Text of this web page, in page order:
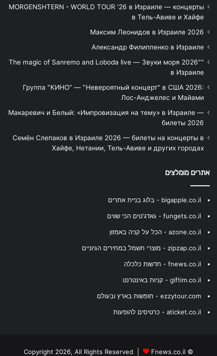
MORGENSHTERN - WORLD TOUR '26 в Израиле — концерты
в Тель-Авиве и Хайфе
Максим Леонидов в Израиле 2026
Александр Филиппенко в Израиле
"The magic of Sanremo and Loboda live — Звуки моря 2026"
в Израиле
Группа "КИНО" — "Невероятный концерт" в США 2026:
Лос-Анджелес и Майами
Макаревич и Белый: «Импровизация на тему» в Израиле —
билеты 2026
Семён Слепаков в Израиле 2026 — билеты на концерты в
Хайфе, Нетании, Тель-Авиве и других городах
אתרים מומלצים
bigapple.co.il - בלוג בניית אתרים
fungets.co.il - גאדג'טים הכי שווים
azone.co.il - הכל על קניה באמזון
zipzap.co.il - מוצרי חשמל במחירים הגיוניים
fnews.co.il - חדשות כלכלה
giftim.co.il - קניות באינטרנט
ezzytour.com - חופשות בארץ ובעולם
aticket.co.il - כרטיסים להופעות
© Copyright 2026, All Rights Reserved |
Fnews.co.il